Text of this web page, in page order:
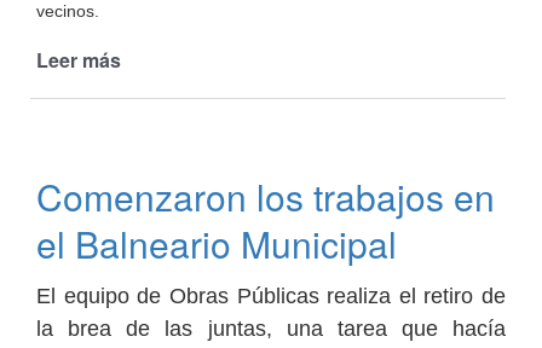
vecinos.
Leer más
la
nueva
planta
en
Cafayate
Comenzaron los trabajos en
el Balneario Municipal
El equipo de Obras Públicas realiza el retiro de
la brea de las juntas, una tarea que hacía